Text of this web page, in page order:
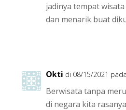
jadinya tempat
dan menarik buat
Okti di 08/15/2021
Berwisata tanpa
di negara kita